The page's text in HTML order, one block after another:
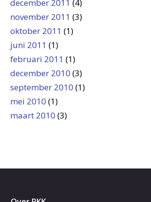
december 2011 (4)
november 2011 (3)
oktober 2011 (1)
juni 2011 (1)
februari 2011 (1)
december 2010 (3)
september 2010 (1)
mei 2010 (1)
maart 2010 (3)